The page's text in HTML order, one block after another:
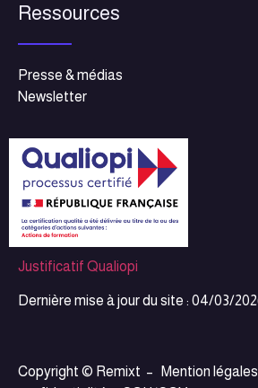
Ressources
Presse & médias
Newsletter
Justificatif Qualiopi
Dernière mise à jour du site : 04/03/
Copyright © Remixt –
Mention